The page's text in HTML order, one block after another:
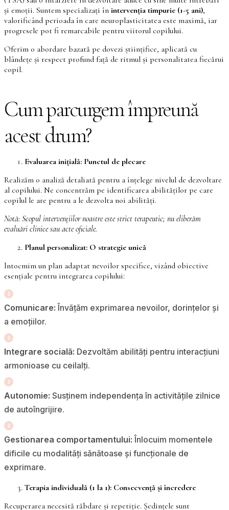
și emoții. Suntem specializați în intervenția timpurie (1-5 ani),
valorificând perioada în care neuroplasticitatea este maximă, iar
progresele pot fi remarcabile pentru viitorul copilului.
Oferim o abordare bazată pe dovezi științifice, aplicată cu
blândețe și respect profund față de ritmul și personalitatea fiecărui
copil.
Cum parcurgem împreună
acest drum?
Evaluarea inițială: Punctul de plecare
Realizăm o analiză detaliată pentru a înțelege nivelul de dezvoltare
al copilului. Ne concentrăm pe identificarea abilităților pe care
copilul le are pentru a le dezvolta noi abilități.
Notă: Scopul intervențiilor noastre este strict terapeutic; nu eliberăm
evaluări clinice sau acte oficiale.
Planul personalizat: O strategie unică
Întocmim un plan adaptat nevoilor specifice, vizând obiective
esențiale pentru integrarea copilului:
Comunicare: Învățăm exprimarea nevoilor, dorințelor și
a emoțiilor.
Integrare socială: Dezvoltăm abilități pentru interacțiuni
armonioase cu ceilalți.
Autonomie: Susținem independența în activitățile zilnice
de autoîngrijire.
Gestionarea comportamentului: Înlocuim momentele
dificile cu modalități sănătoase și funcționale de
exprimare.
Terapia individuală (1 la 1): Consecvență și încredere
Recuperarea necesită răbdare și repetiție. Ședințele sunt